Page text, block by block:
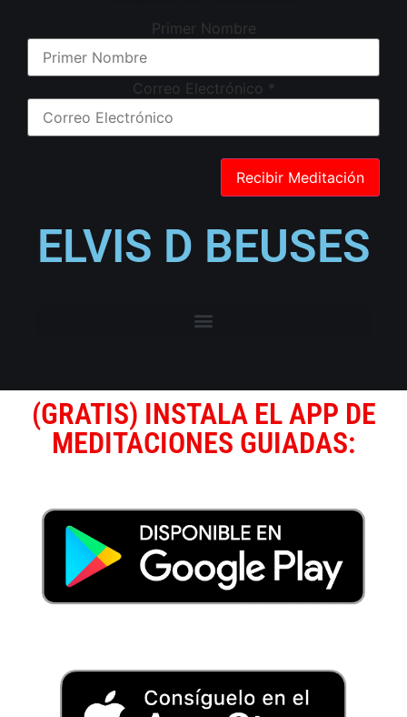
Primer Nombre
Correo Electrónico *
ELVIS D BEUSES
(GRATIS) INSTALA EL APP DE
MEDITACIONES GUIADAS: